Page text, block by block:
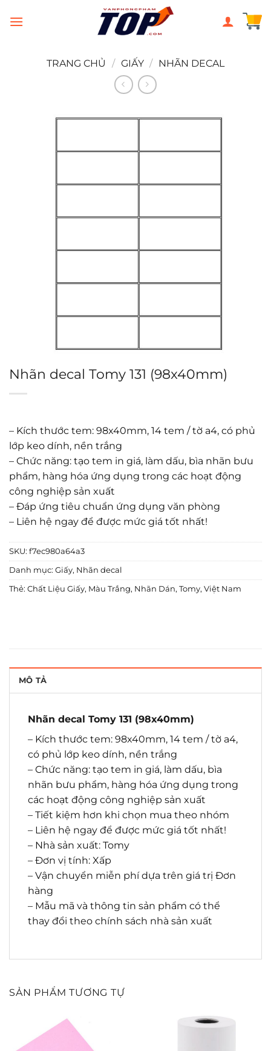
đến
TRANG CHỦ
/ GIẤY / NHÃN DECAL
Nhãn decal Tomy 131 (98x40mm)
– Kích thước tem: 98x40mm, 14 tem / tờ a4, có phủ
lớp keo dính, nền trắng
– Chức năng: tạo tem in giá, làm dấu, bìa nhãn bưu
phẩm, hàng hóa ứng dụng trong các hoạt động
công nghiệp sản xuất
– Đáp ứng tiêu chuẩn ứng dụng văn phòng
– Liên hệ ngay để được mức giá tốt nhất!
SKU: f7ec980a64a3
Danh mục: Giấy, Nhãn decal
Thẻ: Chất Liệu Giấy, Màu Trắng, Nhãn Dán, Tomy, Việt Nam
MÔ TẢ
Nhãn decal Tomy 131 (98x40mm)
– Kích thước tem: 98x40mm, 14 tem / tờ a4,
có phủ lớp keo dính, nền trắng
– Chức năng: tạo tem in giá, làm dấu, bìa
nhãn bưu phẩm, hàng hóa ứng dụng trong
các hoạt động công nghiệp sản xuất
– Tiết kiệm hơn khi chọn mua theo nhóm
– Liên hệ ngay để được mức giá tốt nhất!
– Nhà sản xuất: Tomy
– Đơn vị tính: Xấp
– Vận chuyển miễn phí dựa trên giá trị Đơn
hàng
– Mẫu mã và thông tin sản phẩm có thể
thay đổi theo chính sách nhà sản xuất
SẢN PHẨM TƯƠNG TỰ